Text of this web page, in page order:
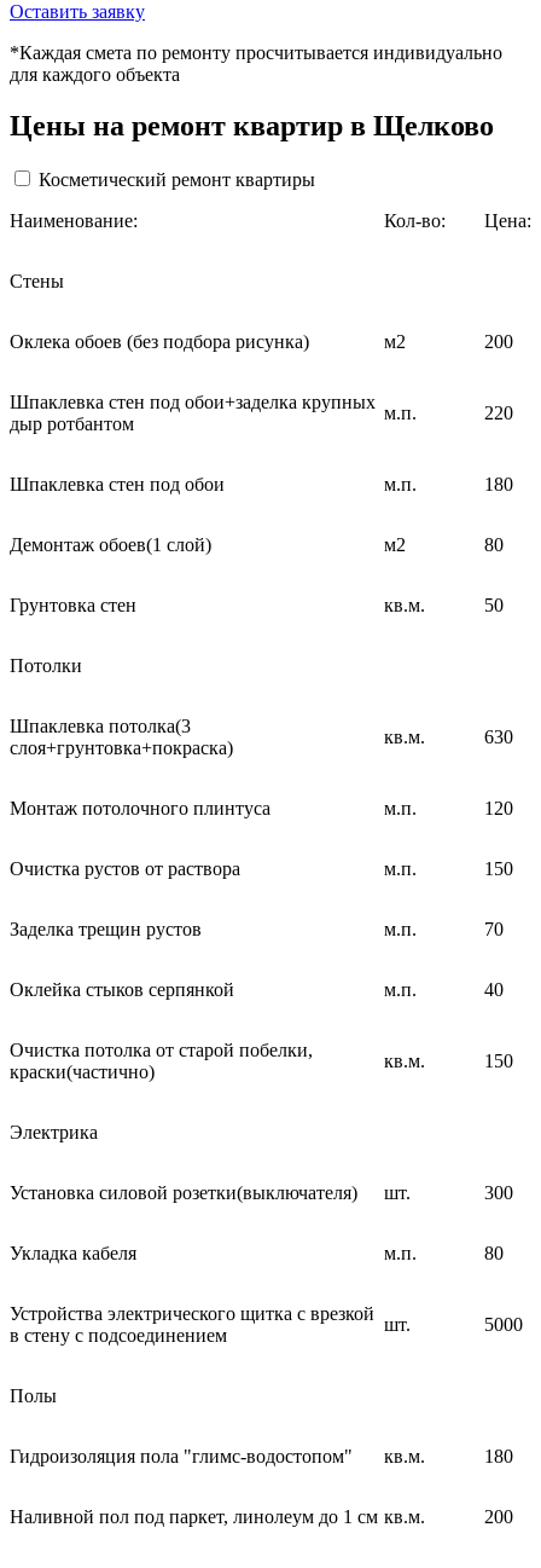
Оставить заявку
*Каждая смета по ремонту просчитывается индивидуально
для каждого объекта
Цены на ремонт квартир в Щелково
Косметический ремонт квартиры
Наименование:
Кол-во: Цена:
Стены
Оклека обоев (без подбора рисунка) м2 200
Шпаклевка стен под обои+заделка крупных
дыр ротбантом
м.п. 220
Шпаклевка стен под обои м.п. 180
Демонтаж обоев(1 слой) м2 80
Грунтовка стен кв.м. 50
Потолки
Шпаклевка потолка(3
слоя+грунтовка+покраска)
кв.м. 630
Монтаж потолочного плинтуса м.п. 120
Очистка рустов от раствора м.п. 150
Заделка трещин рустов м.п. 70
Оклейка стыков серпянкой м.п. 40
Очистка потолка от старой побелки,
краски(частично)
кв.м. 150
Электрика
Установка силовой розетки(выключателя) шт. 300
Укладка кабеля м.п. 80
Устройства электрического щитка с врезкой
в стену с подсоединением
шт. 5000
Полы
Гидроизоляция пола "глимс-водостопом" кв.м. 180
Наливной пол под паркет, линолеум до 1 см кв.м. 200